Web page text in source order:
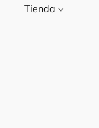
Tienda